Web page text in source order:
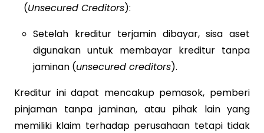
(Unsecured Creditors):
Setelah kreditur terjamin dibayar, sisa aset
digunakan untuk membayar kreditur tanpa
jaminan (unsecured creditors).
Kreditur ini dapat mencakup pemasok, pemberi
pinjaman tanpa jaminan, atau pihak lain yang
memiliki klaim terhadap perusahaan tetapi tidak